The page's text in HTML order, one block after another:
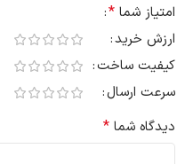
امتیاز شما *
ارزش خرید
کیفیت ساخت
سرعت ارسال
دیدگاه شما *